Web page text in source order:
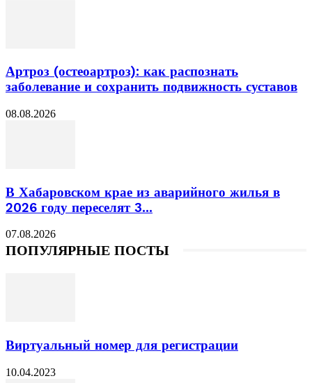
Артроз (остеоартроз): как распознать
заболевание и сохранить подвижность суставов
08.08.2026
В Хабаровском крае из аварийного жилья в
2026 году переселят 3...
07.08.2026
ПОПУЛЯРНЫЕ ПОСТЫ
Виртуальный номер для регистрации
10.04.2023